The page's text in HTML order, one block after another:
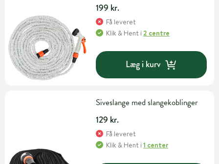
199 kr.
Få leveret
Klik & Hent i2 centre
Læg i kurv
Siveslange med slangekoblinger
129 kr.
Få leveret
Klik & Hent i1 center